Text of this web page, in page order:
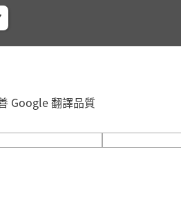
Google 翻譯品質